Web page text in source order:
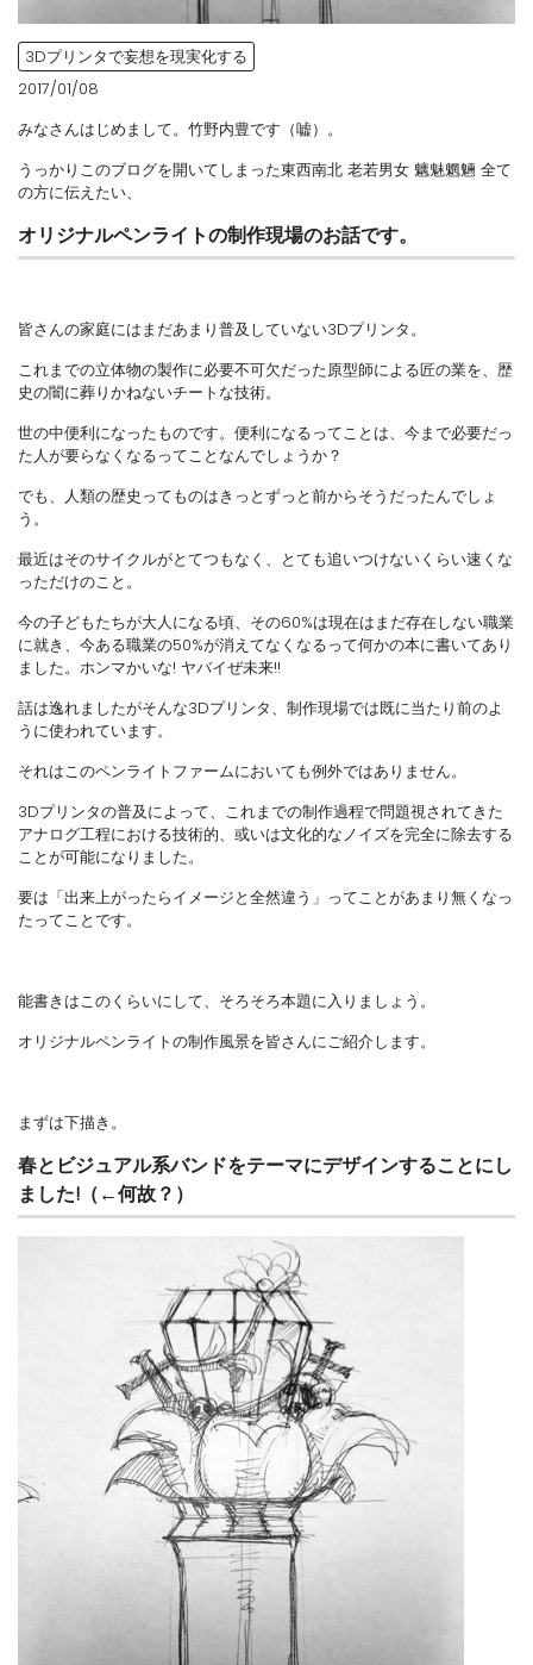
3Dプリンタで妄想を現実化する
2017/01/08
みなさんはじめまして。竹野内豊です（嘘）。
うっかりこのブログを開いてしまった東西南北 老若男女 魑魅魍魎 全て
の方に伝えたい、
オリジナルペンライトの制作現場のお話です。
皆さんの家庭にはまだあまり普及していない3Dプリンタ。
これまでの立体物の製作に必要不可欠だった原型師による匠の業を、歴
史の闇に葬りかねないチートな技術。
世の中便利になったものです。便利になるってことは、今まで必要だっ
た人が要らなくなるってことなんでしょうか？
でも、人類の歴史ってものはきっとずっと前からそうだったんでしょ
う。
最近はそのサイクルがとてつもなく、とても追いつけないくらい速くな
っただけのこと。
今の子どもたちが大人になる頃、その60%は現在はまだ存在しない職業
に就き、今ある職業の50%が消えてなくなるって何かの本に書いてあり
ました。ホンマかいな! ヤバイぜ未来!!
話は逸れましたがそんな3Dプリンタ、制作現場では既に当たり前のよ
うに使われています。
それはこのペンライトファームにおいても例外ではありません。
3Dプリンタの普及によって、これまでの制作過程で問題視されてきた
アナログ工程における技術的、或いは文化的なノイズを完全に除去する
ことが可能になりました。
要は「出来上がったらイメージと全然違う」ってことがあまり無くなっ
たってことです。
能書きはこのくらいにして、そろそろ本題に入りましょう。
オリジナルペンライトの制作風景を皆さんにご紹介します。
まずは下描き。
春とビジュアル系バンドをテーマにデザインすることにし
ました!（←何故？）